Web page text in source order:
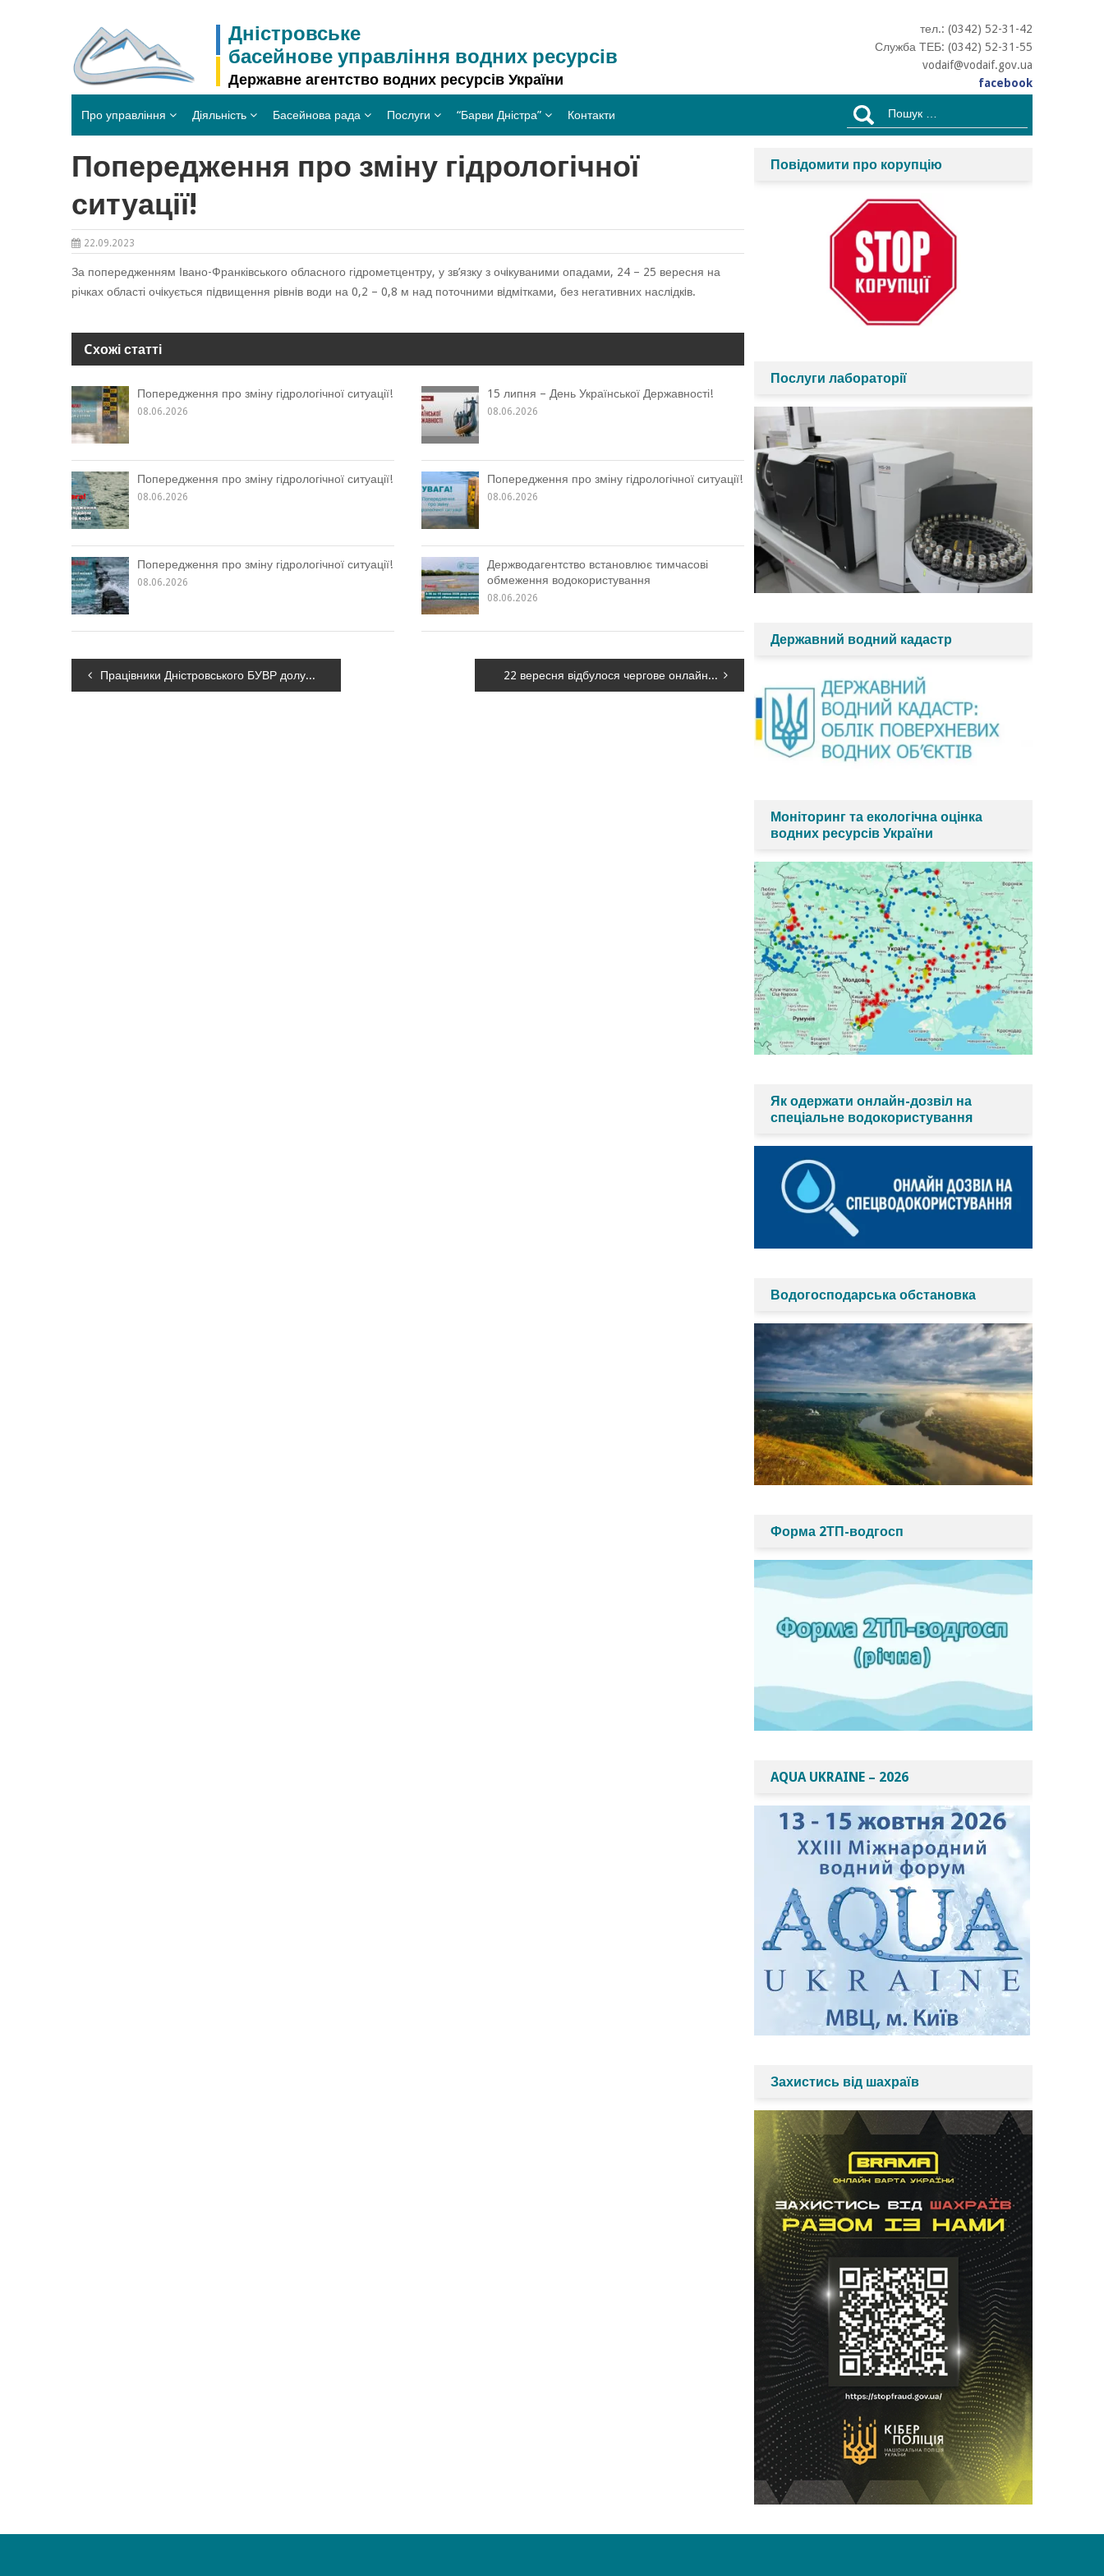
Дністровське
басейнове управління водних ресурсів
Державне агентство водних ресурсів України
тел.: (0342) 52-31-42
Служба ТЕБ: (0342) 52-31-55
vodaif@vodaif.gov.ua
facebook
Про управління Діяльність Басейнова рада Послуги “Барви Дністра” Контакти
Пошук:
Попередження про зміну гідрологічної
ситуації!
22.09.2023
За попередженням Івано-Франківського обласного гідрометцентру, у зв’язку з очiкуваними опадами, 24 – 25 вересня на
річках області очiкується пiдвищення рiвнiв води на 0,2 – 0,8 м над поточними вiдмiтками, без негативних наслiдкiв.
Cхожі статті
Попередження про зміну гідрологічної ситуації!
08.06.2026
15 липня – День Української Державності!
08.06.2026
Попередження про зміну гідрологічної ситуації!
08.06.2026
Попередження про зміну гідрологічної ситуації!
08.06.2026
Попередження про зміну гідрологічної ситуації!
08.06.2026
Держводагентство встановлює тимчасові
обмеження водокористування
08.06.2026
Навігація
Працівники Дністровського БУВР долучилися до святкування Дня Сіверського Дінця та взяли участь в онлайн-конференції 22 вересня відбулося чергове онлайн-засідання Басейнової ради Дністра
Повідомити про корупцію
Послуги лабораторії
Державний водний кадастр
Моніторинг та екологічна оцінка
водних ресурсів України
Як одержати онлайн-дозвіл на
спеціальне водокористування
Водогосподарська обстановка
Форма 2ТП-водгосп
AQUA UKRAINE – 2026
Захистись від шахраїв